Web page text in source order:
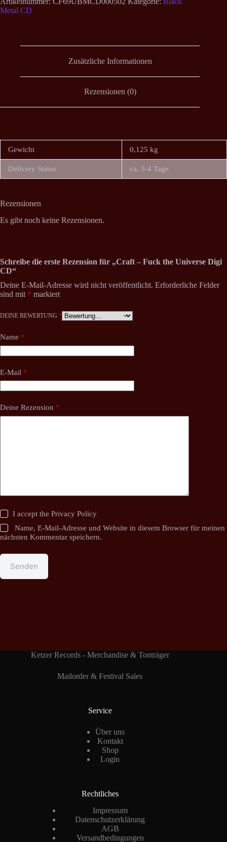
Metal CD
Zusätzliche Informationen
Rezensionen (0)
Gewicht 0,125 kg
Delivery Status ca. 3-4 Tage
Rezensionen
Es gibt noch keine Rezensionen.
Schreibe die erste Rezension für „Craft – Fuck the Universe Digi
CD“
Deine E-Mail-Adresse wird nicht veröffentlicht. Erforderliche Felder
sind mit * markiert
DEINE BEWERTUNG *
Name *
E-Mail *
Deine Rezension *
I accept thePrivacy Policy
Name, E-Mail-Adresse und Website in diesem Browser für meinen
nächsten Kommentar speichern.
Senden
Ketzer Records - Merchandise & Tonträger
Mailorder & Festival Sales
Service
Über uns
Kontakt
Shop
Login
Rechtliches
Impressum
Datenschutzerklärung
AGB
Versandbedingungen